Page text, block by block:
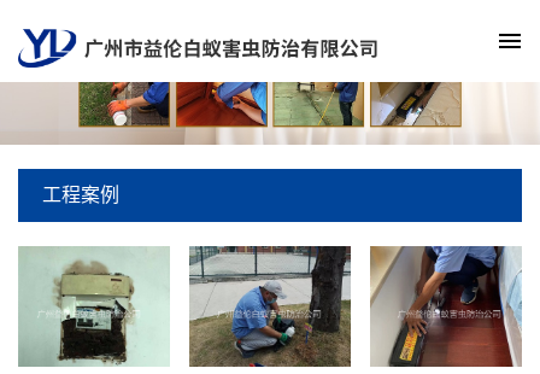
工程案例